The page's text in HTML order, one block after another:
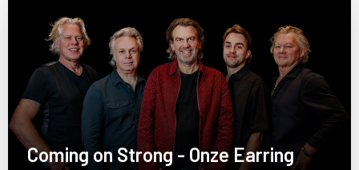
Coming on Strong - Onze Earring